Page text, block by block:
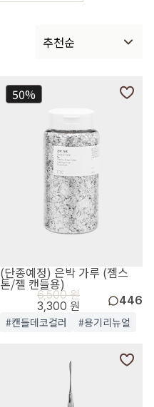
추천순
50%
(단종예정) 은박 가루 (젬스
톤/젤 캔들용)
6,500 원
3,300 원
446
#캔들데코컬러 #용기리뉴얼